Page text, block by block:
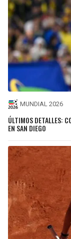
MUNDIAL 2026
ÚLTIMOS DETALLES:
EN SAN DIEGO